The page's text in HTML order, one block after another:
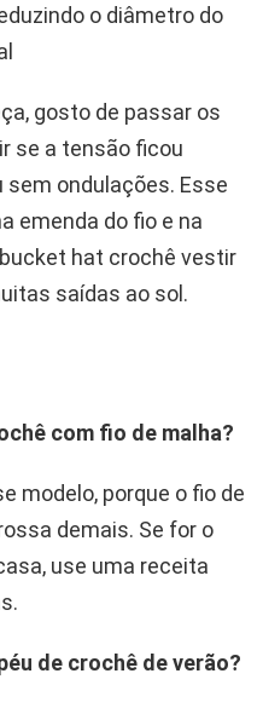
o diâmetro do
gosto de passar os
se a tensão ficou
sem ondulações. Esse
emenda do fio e na
hat crochê vestir
saídas ao sol.
com fio de malha?
modelo, porque o fio de
demais. Se for o
use uma receita
de crochê de verão?